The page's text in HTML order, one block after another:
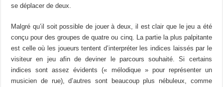
se déplacer de deux.
Malgré qu’il soit possible de jouer à deux, il est clair que le jeu a été
conçu pour des groupes de quatre ou cinq. La partie la plus palpitante
est celle où les joueurs tentent d’interpréter les indices laissés par le
visiteur en jeu afin de deviner le parcours souhaité. Si certains
indices sont assez évidents (« mélodique » pour représenter un
musicien de rue), d’autres sont beaucoup plus nébuleux, comme